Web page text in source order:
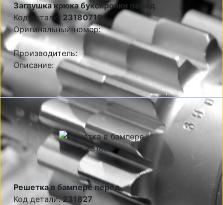
Заглушка крюка буксировки перед
Код детали: 23180719
Оригинальный номер:
Производитель:
Описание:
Решетка в бампере перед
Код детали:231827